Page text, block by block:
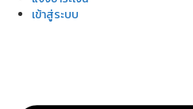
เข้าสู่ระบบ